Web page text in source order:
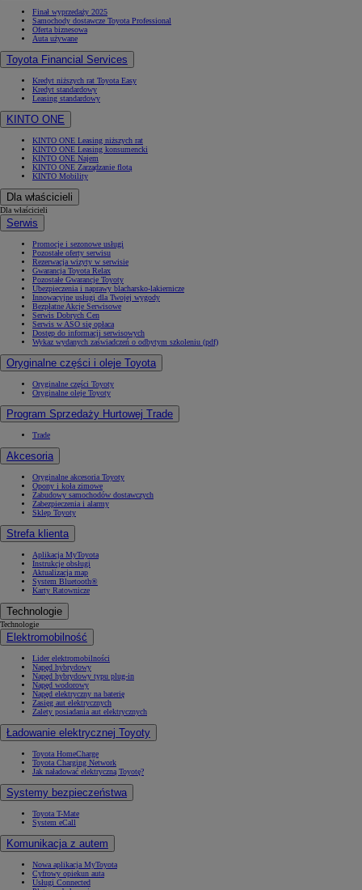
Finał wyprzedaży 2025
Samochody dostawcze Toyota Professional
Oferta biznesowa
Auta używane
Toyota Financial Services
Kredyt niższych rat Toyota Easy
Kredyt standardowy
Leasing standardowy
KINTO ONE
KINTO ONE Leasing niższych rat
KINTO ONE Leasing konsumencki
KINTO ONE Najem
KINTO ONE Zarządzanie flotą
KINTO Mobility
Dla właścicieli
Dla właścicieli
Serwis
Promocje i sezonowe usługi
Pozostałe oferty serwisu
Rezerwacja wizyty w serwisie
Gwarancja Toyota Relax
Pozostałe Gwarancje Toyoty
Ubezpieczenia i naprawy blacharsko-lakiernicze
Innowacyjne usługi dla Twojej wygody
Bezpłatne Akcje Serwisowe
Serwis Dobrych Cen
Serwis w ASO się opłaca
Dostęp do informacji serwisowych
Wykaz wydanych zaświadczeń o odbytym szkoleniu (pdf)
Oryginalne części i oleje Toyota
Oryginalne części Toyoty
Oryginalne oleje Toyoty
Program Sprzedaży Hurtowej Trade
Trade
Akcesoria
Oryginalne akcesoria Toyoty
Opony i koła zimowe
Zabudowy samochodów dostawczych
Zabezpieczenia i alarmy
Sklep Toyoty
Strefa klienta
Aplikacja MyToyota
Instrukcje obsługi
Aktualizacja map
System Bluetooth®
Karty Ratownicze
Technologie
Technologie
Elektromobilność
Lider elektromobilności
Napęd hybrydowy
Napęd hybrydowy typu plug-in
Napęd wodorowy
Napęd elektryczny na baterię
Zasięg aut elektrycznych
Zalety posiadania aut elektrycznych
Ładowanie elektrycznej Toyoty
Toyota HomeCharge
Toyota Charging Network
Jak naładować elektryczną Toyotę?
Systemy bezpieczeństwa
Toyota T-Mate
System eCall
Komunikacja z autem
Nowa aplikacja MyToyota
Cyfrowy opiekun auta
Usługi Connected